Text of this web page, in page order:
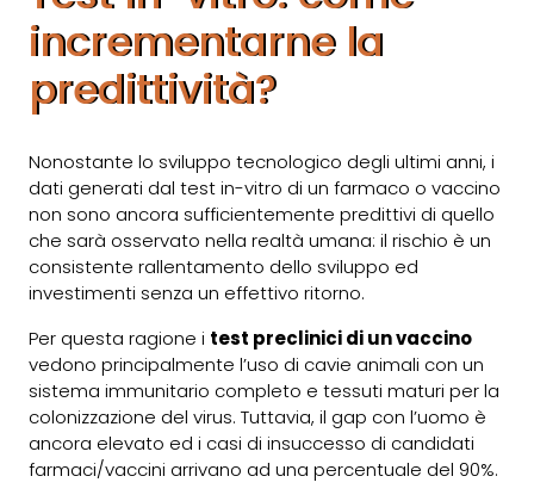
incrementarne la
predittività?
Nonostante lo sviluppo tecnologico degli ultimi anni, i
dati generati dal test in-vitro di un farmaco o vaccino
non sono ancora sufficientemente predittivi di quello
che sarà osservato nella realtà umana: il rischio è un
consistente rallentamento dello sviluppo ed
investimenti senza un effettivo ritorno.
Per questa ragione i test preclinici di un vaccino
vedono principalmente l’uso di cavie animali con un
sistema immunitario completo e tessuti maturi per la
colonizzazione del virus. Tuttavia, il gap con l’uomo è
ancora elevato ed i casi di insuccesso di candidati
farmaci/vaccini arrivano ad una percentuale del 90%.